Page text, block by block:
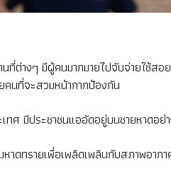
ที่ต่างๆ มีผู้คนมากมายไปจับจ่ายใช้
คนที่จะสวมหน้ากากป้องกัน
ศ มีประชาชนแออัดอยู่บนชายหาดอ
าดทรายเพื่อเพลิดเพลินกับสภาพอา